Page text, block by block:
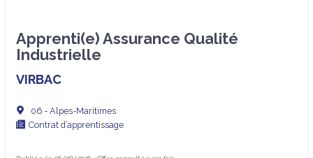
Apprenti(e) Assurance Qualité
Industrielle
VIRBAC
06 - Alpes-Maritimes
Contrat d’apprentissage